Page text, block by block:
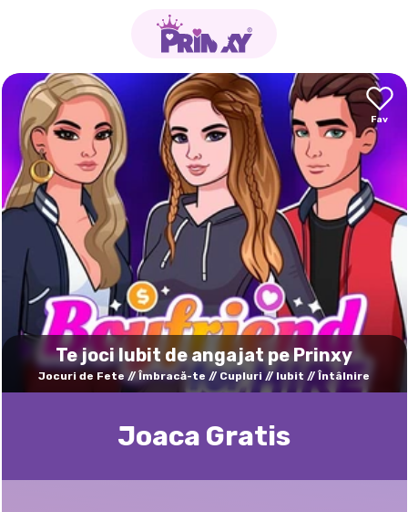
Te joci Iubit de angajat pe Prinxy
Jocuri de Fete Îmbracă-te Cupluri Iubit Întâlnire
Joaca Gratis